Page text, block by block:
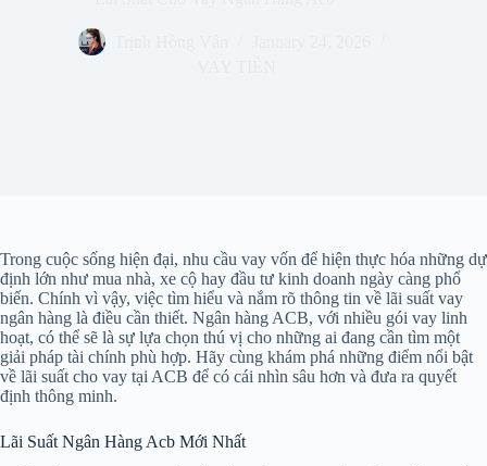
Trong cuộc sống hiện đại, nhu cầu vay vốn để hiện thực hóa những dự
định lớn như mua nhà, xe cộ hay đầu tư kinh doanh ngày càng phổ
biến. Chính vì vậy, việc tìm hiểu và nắm rõ thông tin về lãi suất vay
ngân hàng là điều cần thiết. Ngân hàng ACB, với nhiều gói vay linh
hoạt, có thể sẽ là sự lựa chọn thú vị cho những ai đang cần tìm một
giải pháp tài chính phù hợp. Hãy cùng khám phá những điểm nổi bật
về lãi suất cho vay tại ACB để có cái nhìn sâu hơn và đưa ra quyết
định thông minh.
Lãi Suất Ngân Hàng Acb Mới Nhất